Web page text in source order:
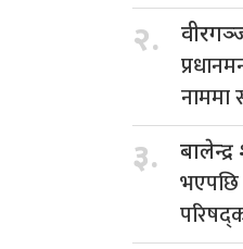
२.
नाममा
३.
भएपछि